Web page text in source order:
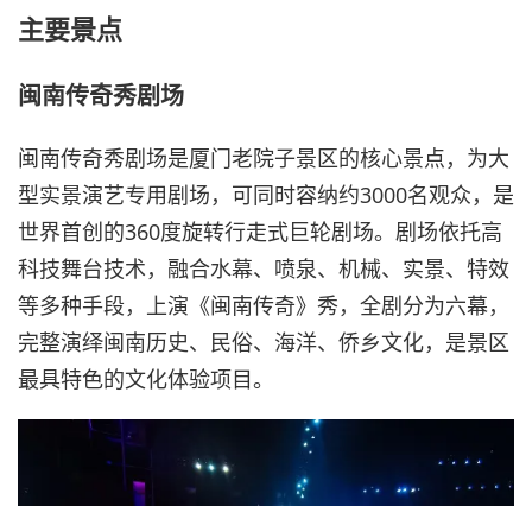
主要景点
闽南传奇秀剧场
闽南传奇秀剧场是厦门老院子景区的核心景点，为大
型实景演艺专用剧场，可同时容纳约3000名观众，是
世界首创的360度旋转行走式巨轮剧场。剧场依托高
科技舞台技术，融合水幕、喷泉、机械、实景、特效
等多种手段，上演《闽南传奇》秀，全剧分为六幕，
完整演绎闽南历史、民俗、海洋、侨乡文化，是景区
最具特色的文化体验项目。